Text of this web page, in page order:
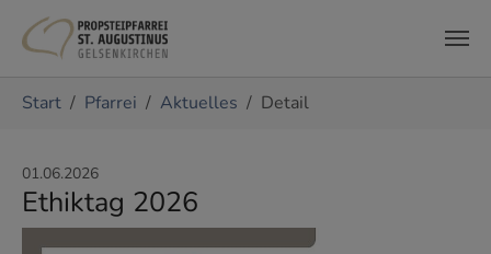
Start Pfarrei Aktuelles Detail
01.06.2026
Ethiktag 2026